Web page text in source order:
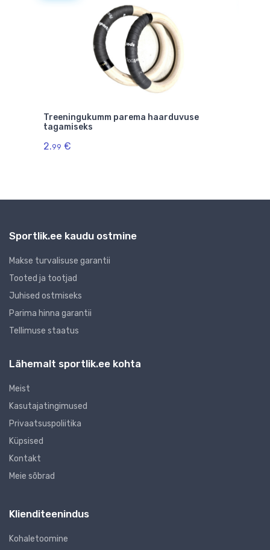
Treeningukumm parema haarduvuse
tagamiseks
2.99 €
Sportlik.ee kaudu ostmine
Makse turvalisuse garantii
Tooted ja tootjad
Juhised ostmiseks
Parima hinna garantii
Tellimuse staatus
Lähemalt sportlik.ee kohta
Meist
Kasutajatingimused
Privaatsuspoliitika
Küpsised
Kontakt
Meie sõbrad
Klienditeenindus
Kohaletoomine